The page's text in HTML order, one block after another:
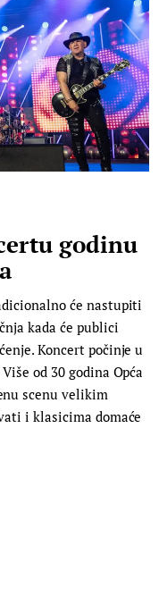
godinu
će nastupiti
kada će publici
Koncert počinje u
od 30 godina Opća
scenu velikim
i klasicima domaće